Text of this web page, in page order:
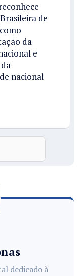
de
da
e
nacional
dedicado à